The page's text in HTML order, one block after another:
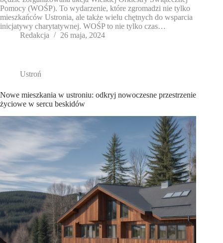
Pomocy (WOŚP). To wydarzenie, które zgromadzi nie tylko
mieszkańców Ustronia, ale także wielu chętnych do wsparcia
inicjatywy charytatywnej. WOŚP to nie tylko czas…
Redakcja
26 maja, 2024
Ustroń
Nowe mieszkania w ustroniu: odkryj nowoczesne przestrzenie
życiowe w sercu beskidów